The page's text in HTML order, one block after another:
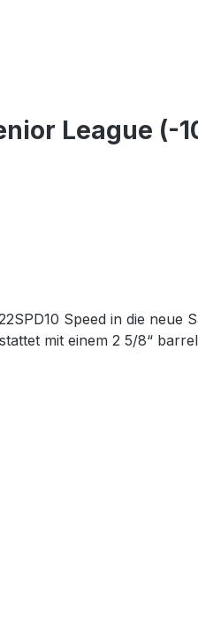
League (-
Speed in die neue
mit einem 2 5/8“